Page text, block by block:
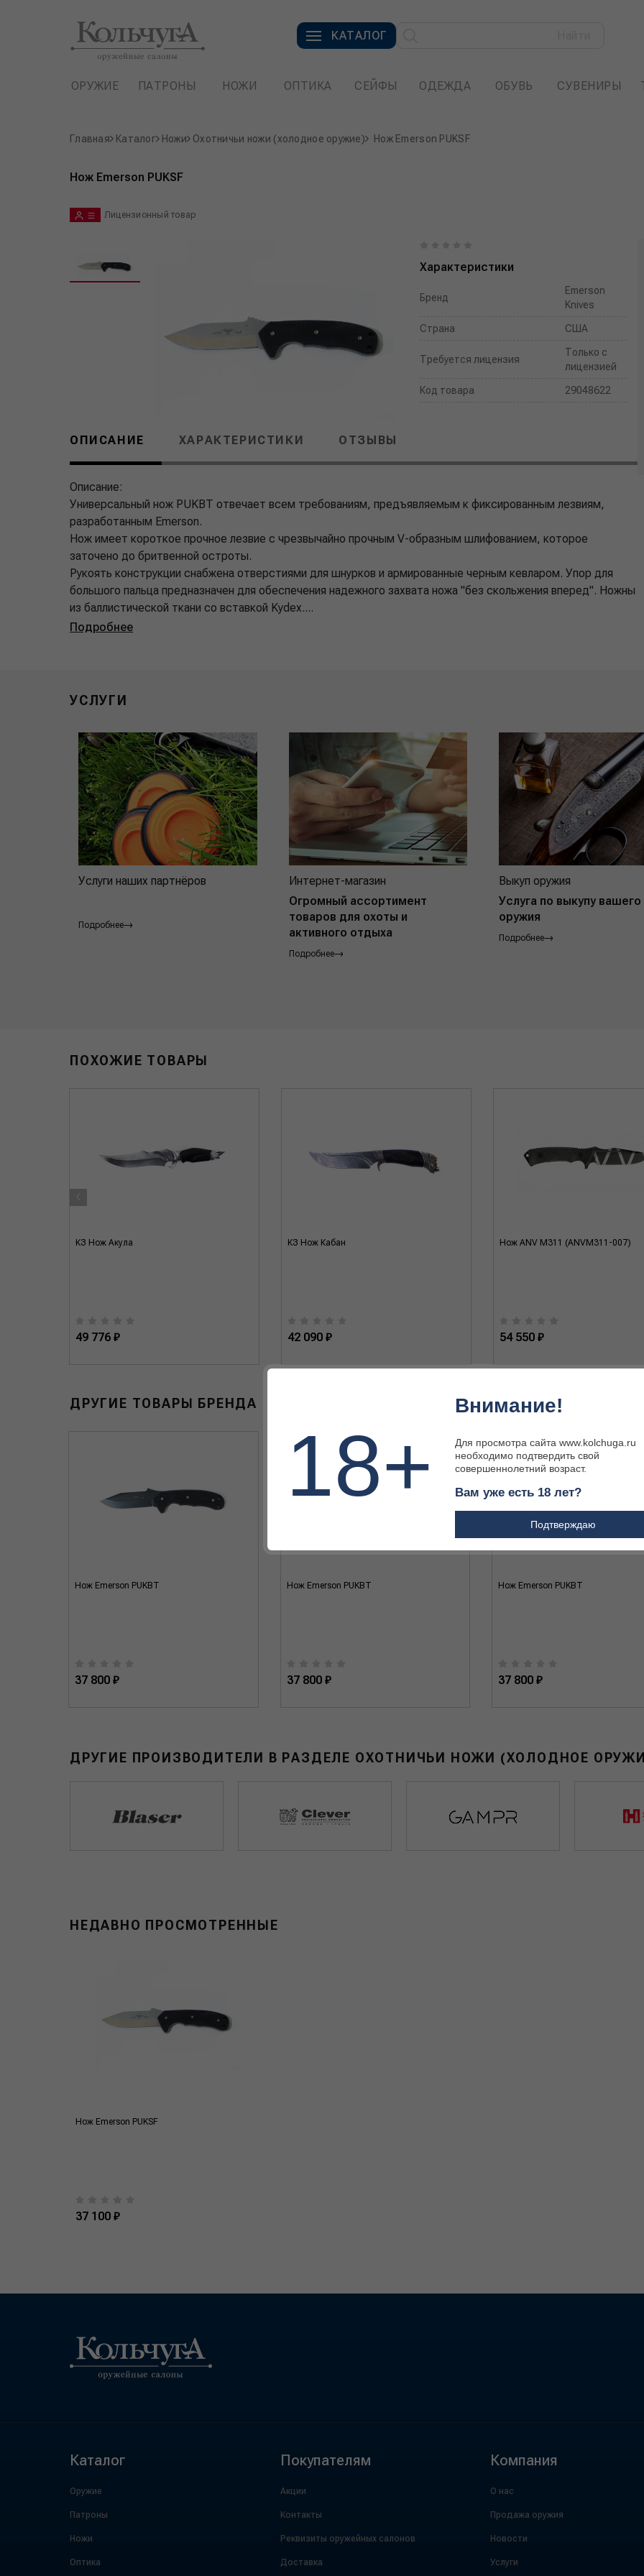
КАТАЛОГ
ОРУЖИЕ ПАТРОНЫ НОЖИ ОПТИКА СЕЙФЫ ОДЕЖДА ОБУВЬ СУВЕНИРЫ
Главная Каталог Ножи Охотничьи ножи (холодное оружие) Нож Emerson PUKSF
Нож Emerson PUKSF
Лицензионный товар
Характеристики
Бренд
Emerson
Knives
Страна США
Требуется лицензия
Только с
лицензией
Код товара 29048622
ОПИСАНИЕ ХАРАКТЕРИСТИКИ ОТЗЫВЫ
Описание:
Универсальный нож PUKBT отвечает всем требованиям, предъявляемым к фиксированным лезвиям,
разработанным Emerson.
Нож имеет короткое прочное лезвие с чрезвычайно прочным V-образным шлифованием, которое
заточено до бритвенной остроты.
Рукоять конструкции снабжена отверстиями для шнурков и армированные черным кевларом. Упор для
большого пальца предназначен для обеспечения надежного захвата ножа "без скольжения вперед". Ножны
из баллистической ткани со вставкой Kydex....
Подробнее
УСЛУГИ
Услуги наших партнёров
Подробнее
Интернет-магазин
Огромный ассортимент
товаров для охоты и
активного отдыха
Подробнее
Выкуп оружия
Услуга по выкупу вашего
оружия
Подробнее
ПОХОЖИЕ ТОВАРЫ
КЗ Нож Акула
49 776 ₽
КЗ Нож Кабан
42 090 ₽
Нож ANV M311 (ANVM311-007)
54 550 ₽
‹
ДРУГИЕ ТОВАРЫ БРЕНДА
Нож Emerson PUKBT
37 800 ₽
Нож Emerson PUKBT
37 800 ₽
Нож Emerson PUKBT
37 800 ₽
ДРУГИЕ ПРОИЗВОДИТЕЛИ В РАЗДЕЛЕ ОХОТНИЧЬИ НОЖИ (ХОЛОДНОЕ
НЕДАВНО ПРОСМОТРЕННЫЕ
Нож Emerson PUKSF
37 100 ₽
Каталог
Оружие
Патроны
Ножи
Оптика
Покупателям
Акции
Контакты
Реквизиты оружейных салонов
Доставка
Компания
О нас
Продажа оружия
Новости
Услуги
18+
Внимание!
Для просмотра сайта www.kolchuga.ru
необходимо подтвердить свой
совершеннолетний возраст.
Вам уже есть 18 лет?
Подтверждаю